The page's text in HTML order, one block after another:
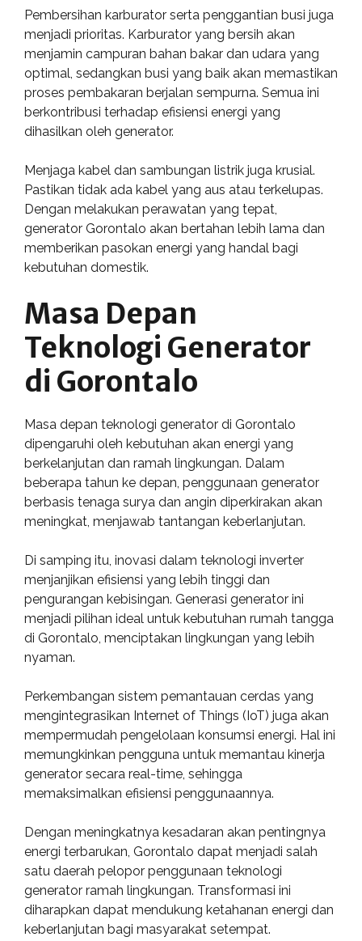
Pembersihan karburator serta penggantian busi juga
menjadi prioritas. Karburator yang bersih akan
menjamin campuran bahan bakar dan udara yang
optimal, sedangkan busi yang baik akan memastikan
proses pembakaran berjalan sempurna. Semua ini
berkontribusi terhadap efisiensi energi yang
dihasilkan oleh generator.
Menjaga kabel dan sambungan listrik juga krusial.
Pastikan tidak ada kabel yang aus atau terkelupas.
Dengan melakukan perawatan yang tepat,
generator Gorontalo akan bertahan lebih lama dan
memberikan pasokan energi yang handal bagi
kebutuhan domestik.
Masa Depan
Teknologi Generator
di Gorontalo
Masa depan teknologi generator di Gorontalo
dipengaruhi oleh kebutuhan akan energi yang
berkelanjutan dan ramah lingkungan. Dalam
beberapa tahun ke depan, penggunaan generator
berbasis tenaga surya dan angin diperkirakan akan
meningkat, menjawab tantangan keberlanjutan.
Di samping itu, inovasi dalam teknologi inverter
menjanjikan efisiensi yang lebih tinggi dan
pengurangan kebisingan. Generasi generator ini
menjadi pilihan ideal untuk kebutuhan rumah tangga
di Gorontalo, menciptakan lingkungan yang lebih
nyaman.
Perkembangan sistem pemantauan cerdas yang
mengintegrasikan Internet of Things (IoT) juga akan
mempermudah pengelolaan konsumsi energi. Hal ini
memungkinkan pengguna untuk memantau kinerja
generator secara real-time, sehingga
memaksimalkan efisiensi penggunaannya.
Dengan meningkatnya kesadaran akan pentingnya
energi terbarukan, Gorontalo dapat menjadi salah
satu daerah pelopor penggunaan teknologi
generator ramah lingkungan. Transformasi ini
diharapkan dapat mendukung ketahanan energi dan
keberlanjutan bagi masyarakat setempat.